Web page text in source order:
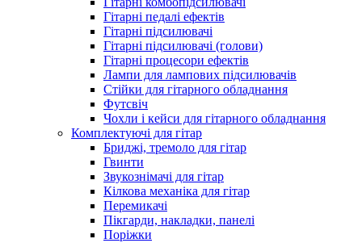
Гітарні педалі ефектів
Гітарні підсилювачі
Гітарні підсилювачі (голови)
Гітарні процесори ефектів
Лампи для лампових підсилювачів
Стійки для гітарного обладнання
Футсвіч
Чохли і кейси для гітарного обладнання
Комплектуючі для гітар
Бриджі, тремоло для гітар
Гвинти
Звукознімачі для гітар
Кілкова механіка для гітар
Перемикачі
Пікгарди, накладки, панелі
Поріжки